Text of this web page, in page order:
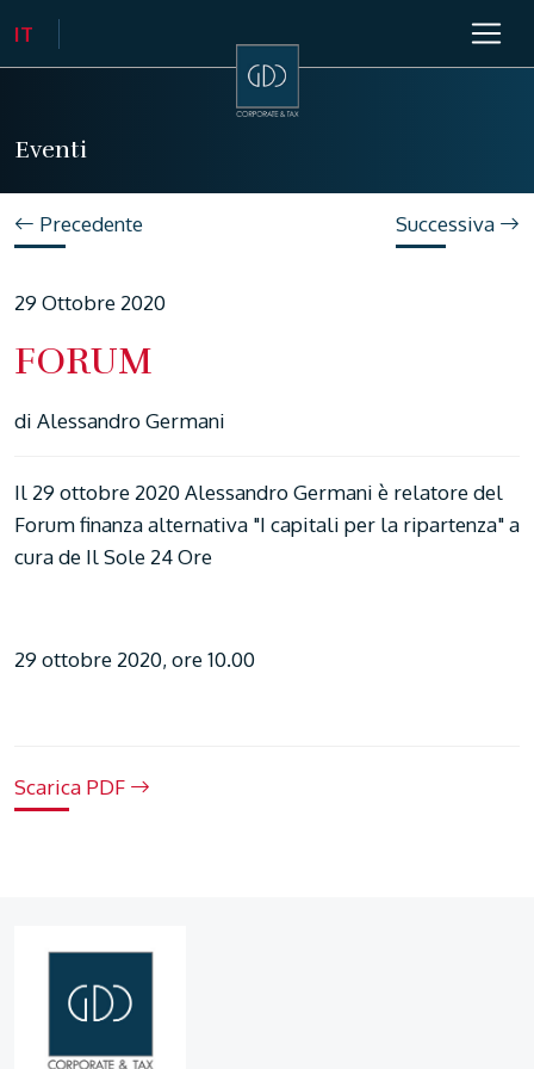
Eventi
Precedente Successiva
29 Ottobre 2020
FORUM
di Alessandro Germani
Il 29 ottobre 2020 Alessandro Germani è relatore del
Forum finanza alternativa "I capitali per la ripartenza" a
cura de Il Sole 24 Ore
29 ottobre 2020, ore 10.00
Scarica PDF